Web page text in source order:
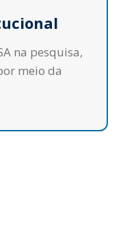
na pesquisa,
meio da